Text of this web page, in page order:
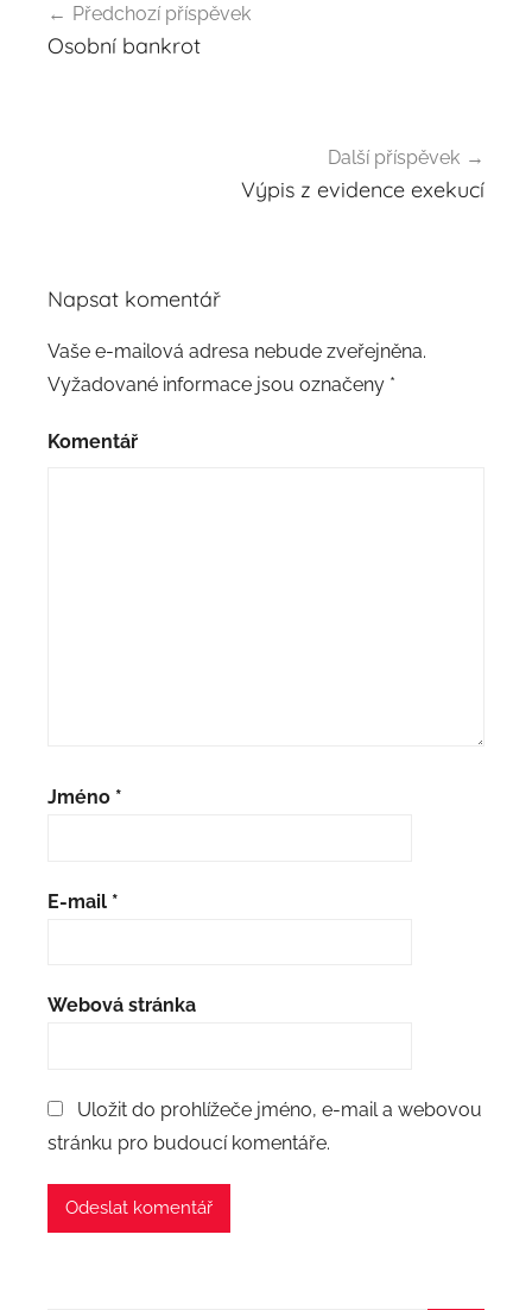
Navigace
pro
Předchozí příspěvek
Osobní bankrot
Další příspěvek
Výpis z evidence exekucí
Napsat komentář
Vaše e-mailová adresa nebude zveřejněna.
Vyžadované informace jsou označeny *
Komentář
Jméno *
E-mail *
Webová stránka
Uložit do prohlížeče jméno, e-mail a webovou
stránku pro budoucí komentáře.